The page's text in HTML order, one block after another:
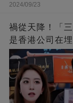
2024/09/23
禍從天降！「
是香港公司在